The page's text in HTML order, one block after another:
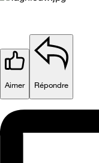
Aimer Répondre